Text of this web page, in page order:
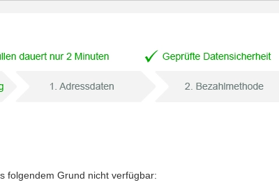
folgendem Grund nicht verfügbar: